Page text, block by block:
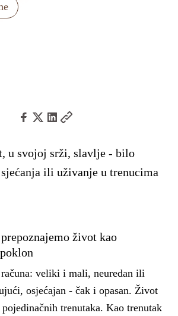
u svojoj srži, slavlje - bilo
ili uživanje u trenucima
život kao
veliki i mali, neuredan ili
osjećajan - čak i opasan. Život
trenutaka. Kao trenutak